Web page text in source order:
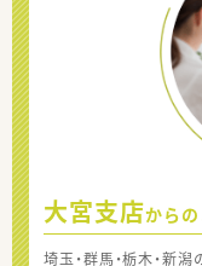
大宮支店からの
埼玉・群馬・栃木・新